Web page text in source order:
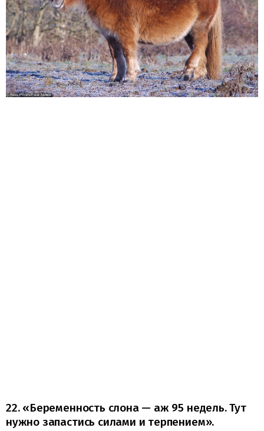
22. «Беременность слона — аж 95 недель. Тут
нужно запастись силами и терпением».